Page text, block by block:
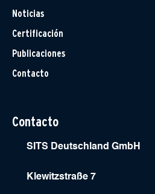
Noticias
Certificación
Publicaciones
Contacto
Contacto
SITS Deutschland GmbH
Klewitzstraße 7